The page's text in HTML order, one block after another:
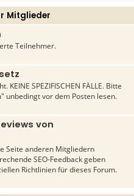
Mitglieder
Teilnehmer.
SPEZIFISCHEN FÄLLE. Bitte
unbedingt vor dem Posten lesen.
von
Seite anderen Mitgliedern
SEO-Feedback geben
Richtlinien für dieses Forum.